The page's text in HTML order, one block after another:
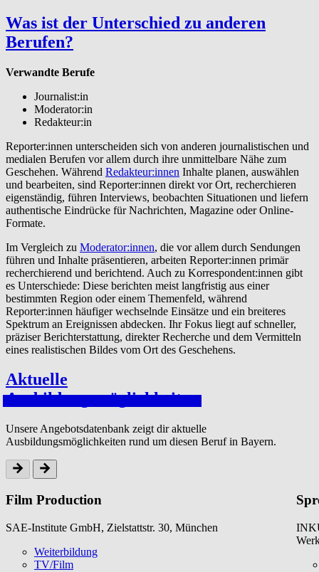
Was ist der Unterschied zu anderen
Berufen?
Verwandte Berufe
Journalist:in
Moderator:in
Redakteur:in
Reporter:innen unterscheiden sich von anderen journalistischen und
medialen Berufen vor allem durch ihre unmittelbare Nähe zum
Geschehen. Während Redakteur:innen Inhalte planen, auswählen
und bearbeiten, sind Reporter:innen direkt vor Ort, recherchieren
eigenständig, führen Interviews, beobachten Situationen und liefern
authentische Eindrücke für Nachrichten, Magazine oder Online-
Formate.
Im Vergleich zu Moderator:innen, die vor allem durch Sendungen
führen und Inhalte präsentieren, arbeiten Reporter:innen primär
recherchierend und berichtend. Auch zu Korrespondent:innen gibt
es Unterschiede: Diese berichten meist langfristig aus einer
bestimmten Region oder einem Themenfeld, während
Reporter:innen häufiger wechselnde Einsätze und ein breiteres
Spektrum an Ereignissen abdecken. Ihr Fokus liegt auf schneller,
präziser Berichterstattung, direkter Recherche und dem Vermitteln
eines realistischen Bildes vom Ort des Geschehens.
Aktuelle
Aus­bil­dungsmöglichkeit­en
Unsere Angebotsdatenbank zeigt dir aktuelle
Ausbildungsmöglichkeiten rund um diesen Beruf in Bayern.
Film Production
SAE-Institute GmbH, Zielstattstr. 30, München
Weiterbildung
TV/Film